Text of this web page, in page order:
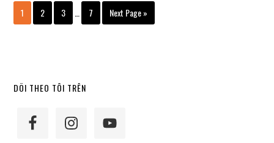
Page
1 Page
2 Page
3
Interim
pages
Page
7
Go
to
Next Page »
Primary
Sidebar
DÕI THEO TÔI TRÊN